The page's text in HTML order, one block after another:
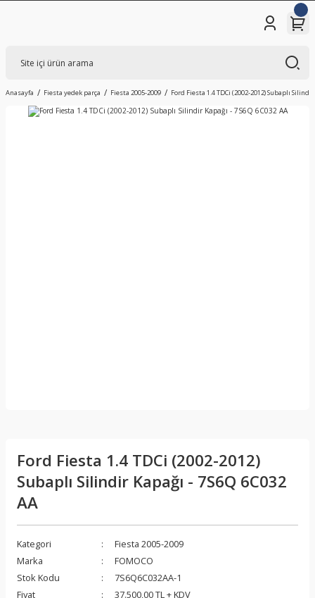
Anasayfa Fiesta yedek parça Fiesta 2005-2009 Ford Fiesta 1.4 TDCi (2002-2012) Subaplı Silindir
Ford Fiesta 1.4 TDCi (2002-2012)
Subaplı Silindir Kapağı - 7S6Q 6C032
AA
Kategori
Fiesta 2005-2009
Marka
FOMOCO
Stok Kodu
7S6Q6C032AA-1
Fiyat
37.500,00 TL + KDV